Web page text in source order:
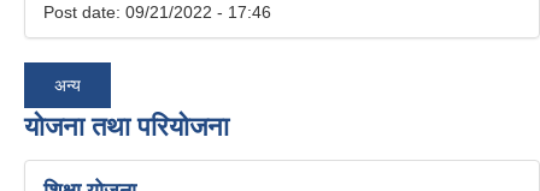
Post date: 09/21/2022 - 17:46
अन्य
योजना तथा परियोजना